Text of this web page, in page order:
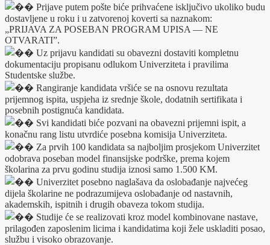
Prijave putem pošte biće prihvaćene isključivo ukoliko budu
dostavljene u roku i u zatvorenoj koverti sa naznakom:
„PRIJAVA ZA POSEBAN PROGRAM UPISA — NE
OTVARATI”.
Uz prijavu kandidati su obavezni dostaviti kompletnu
dokumentaciju propisanu odlukom Univerziteta i pravilima
Studentske službe.
Rangiranje kandidata vršiće se na osnovu rezultata
prijemnog ispita, uspjeha iz srednje škole, dodatnih sertifikata i
posebnih postignuća kandidata.
Svi kandidati biće pozvani na obavezni prijemni ispit, a
konačnu rang listu utvrdiće posebna komisija Univerziteta.
Za prvih 100 kandidata sa najboljim prosjekom Univerzitet
odobrava poseban model finansijske podrške, prema kojem
školarina za prvu godinu studija iznosi samo 1.500 KM.
Univerzitet posebno naglašava da oslobađanje najvećeg
dijela školarine ne podrazumijeva oslobađanje od nastavnih,
akademskih, ispitnih i drugih obaveza tokom studija.
Studije će se realizovati kroz model kombinovane nastave,
prilagođen zaposlenim licima i kandidatima koji žele uskladiti posao,
službu i visoko obrazovanje.